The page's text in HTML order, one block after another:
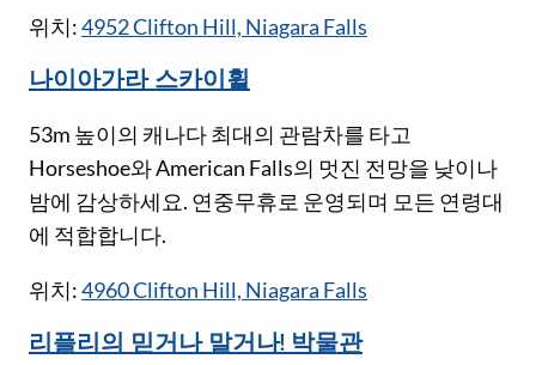
위치:4952 Clifton Hill, Niagara Falls
나이아가라 스카이휠
53m 높이의 캐나다 최대의 관람차를 타고
Horseshoe와 American Falls의 멋진 전망을 낮이나
밤에 감상하세요. 연중무휴로 운영되며 모든 연령대
에 적합합니다.
위치:4960 Clifton Hill, Niagara Falls
리플리의 믿거나 말거나! 박물관